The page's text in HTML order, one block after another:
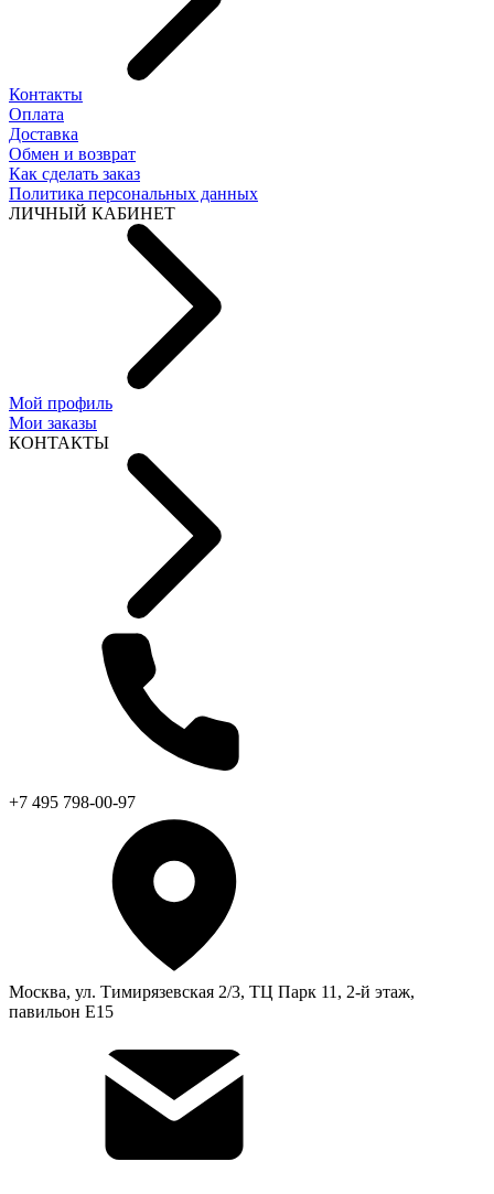
Контакты
Оплата
Доставка
Обмен и возврат
Как сделать заказ
Политика персональных данных
ЛИЧНЫЙ КАБИНЕТ
Мой профиль
Мои заказы
КОНТАКТЫ
+7 495 798-00-97
Москва, ул. Тимирязевская 2/3, ТЦ Парк 11, 2-й этаж,
павильон Е15